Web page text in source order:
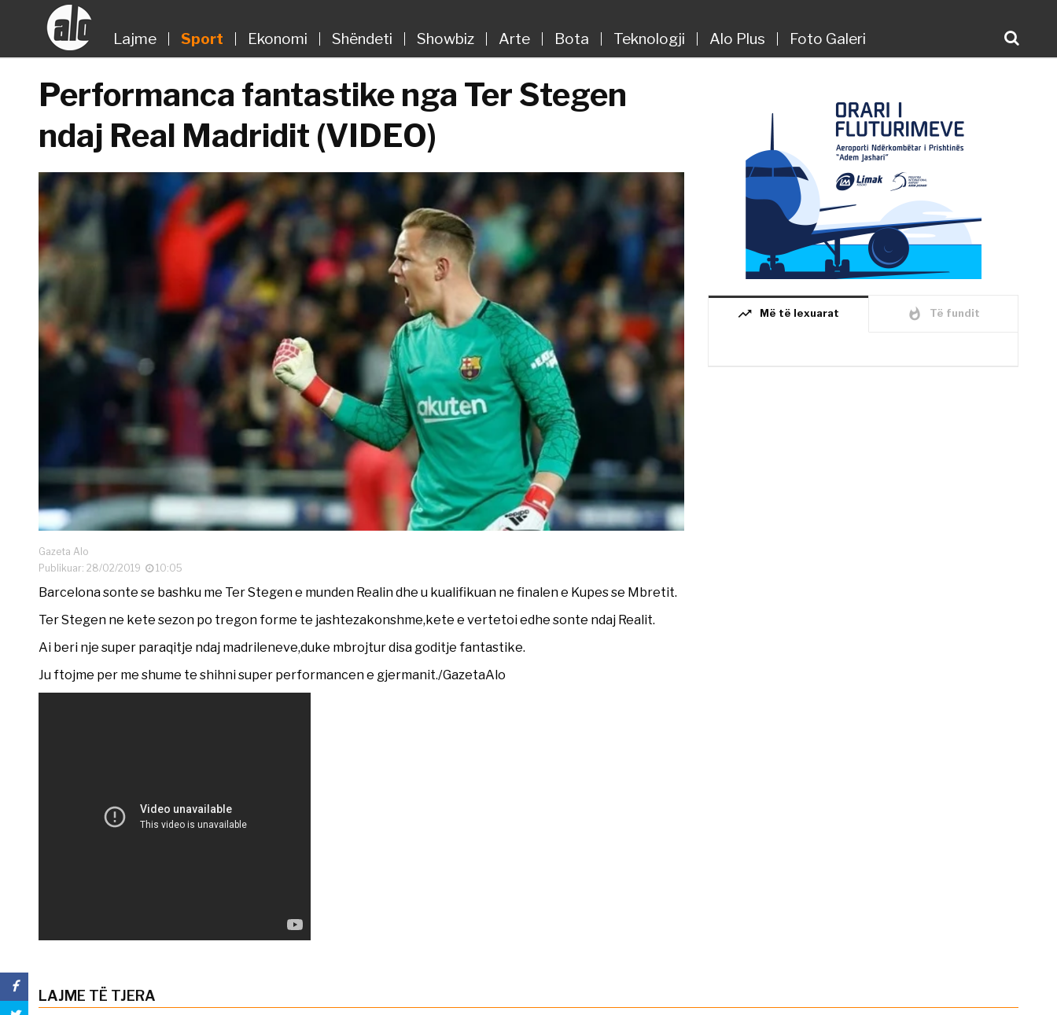
Lajme Sport Ekonomi Shëndeti Showbiz Arte Bota Teknologji Alo Plus Foto Galeri
Performanca fantastike nga Ter Stegen
ndaj Real Madridit (VIDEO)
Gazeta Alo
Publikuar: 28/02/2019
10:05
Barcelona sonte se bashku me Ter Stegen e munden Realin dhe u kualifikuan ne finalen e Kupes se Mbretit.
Ter Stegen ne kete sezon po tregon forme te jashtezakonshme,kete e vertetoi edhe sonte ndaj Realit.
Ai beri nje super paraqitje ndaj madrileneve,duke mbrojtur disa goditje fantastike.
Ju ftojme per me shume te shihni super performancen e gjermanit./GazetaAlo
trending_up Më të lexuarat whatshot Të fundit
LAJME TË TJERA